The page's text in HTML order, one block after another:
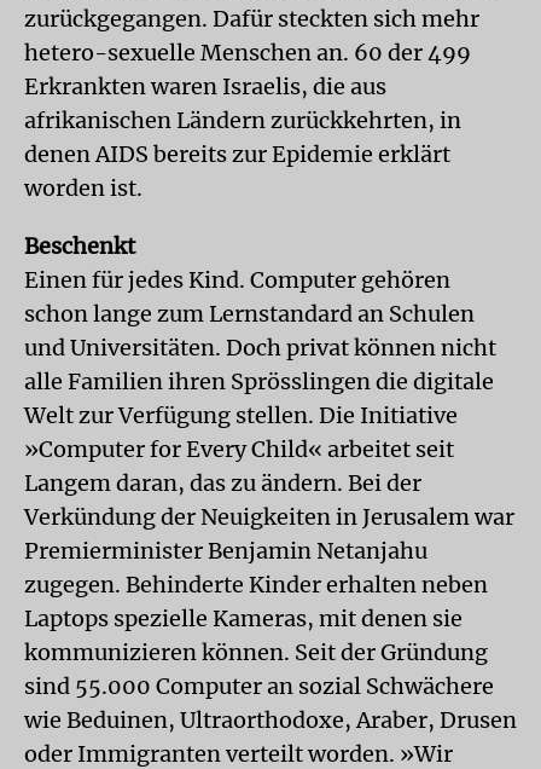
zurückgegangen. Dafür steckten sich mehr
hetero-sexuelle Menschen an. 60 der 499
Erkrankten waren Israelis, die aus
afrikanischen Ländern zurückkehrten, in
denen AIDS bereits zur Epidemie erklärt
worden ist.
Beschenkt
Einen für jedes Kind. Computer gehören
schon lange zum Lernstandard an Schulen
und Universitäten. Doch privat können nicht
alle Familien ihren Sprösslingen die digitale
Welt zur Verfügung stellen. Die Initiative
»Computer for Every Child« arbeitet seit
Langem daran, das zu ändern. Bei der
Verkündung der Neuigkeiten in Jerusalem war
Premierminister Benjamin Netanjahu
zugegen. Behinderte Kinder erhalten neben
Laptops spezielle Kameras, mit denen sie
kommunizieren können. Seit der Gründung
sind 55.000 Computer an sozial Schwächere
wie Beduinen, Ultraorthodoxe, Araber, Drusen
oder Immigranten verteilt worden. »Wir